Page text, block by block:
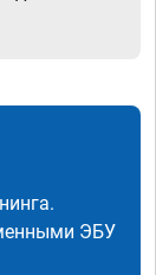
ЭБУ